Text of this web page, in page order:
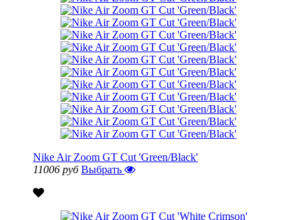
Nike Air Zoom GT Cut 'Green/Black'
11006 руб Выбрать